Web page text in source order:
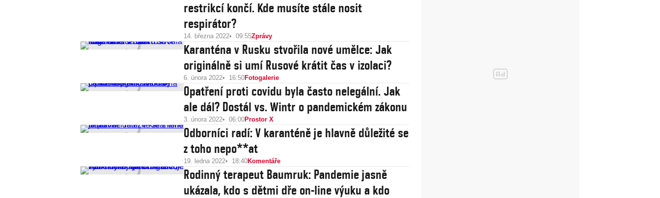
restrikcí končí. Kde musíte stále nosit
respirátor?
14. března 2022 09:55Zprávy
Karanténa v Rusku stvořila nové umělce: Jak
originálně si umí Rusové krátit čas v izolaci?
6. února 2022 16:50Fotogalerie
Opatření proti covidu byla často nelegální. Jak
ale dál? Dostál vs. Wintr o pandemickém zákonu
3. února 2022 06:00Prostor X
Odborníci radí: V karanténě je hlavně důležité se
z toho nepo**at
19. ledna 2022 18:40Komentáře
Rodinný terapeut Baumruk: Pandemie jasně
ukázala, kdo s dětmi dře on-line výuku a kdo